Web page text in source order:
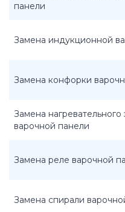
панели
Замена индукционной
Замена конфорки
Замена нагревательного
варочной панели
Замена реле варочной
Замена спирали